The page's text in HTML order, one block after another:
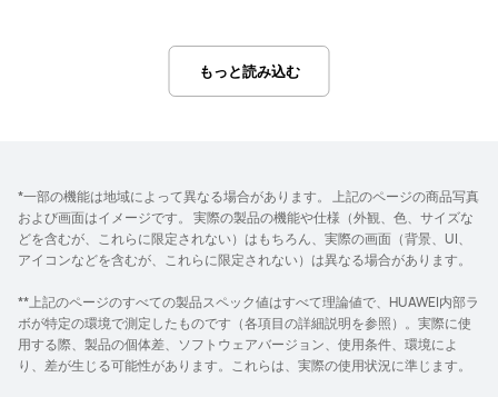
もっと読み込む
*一部の機能は地域によって異なる場合があります。 上記のページの商品写真
および画面はイメージです。 実際の製品の機能や仕様（外観、色、サイズな
どを含むが、これらに限定されない）はもちろん、実際の画面（背景、UI、
アイコンなどを含むが、これらに限定されない）は異なる場合があります。
**上記のページのすべての製品スペック値はすべて理論値で、HUAWEI内部ラ
ボが特定の環境で測定したものです（各項目の詳細説明を参照）。実際に使
用する際、製品の個体差、ソフトウェアバージョン、使用条件、環境によ
り、差が生じる可能性があります。これらは、実際の使用状況に準じます。